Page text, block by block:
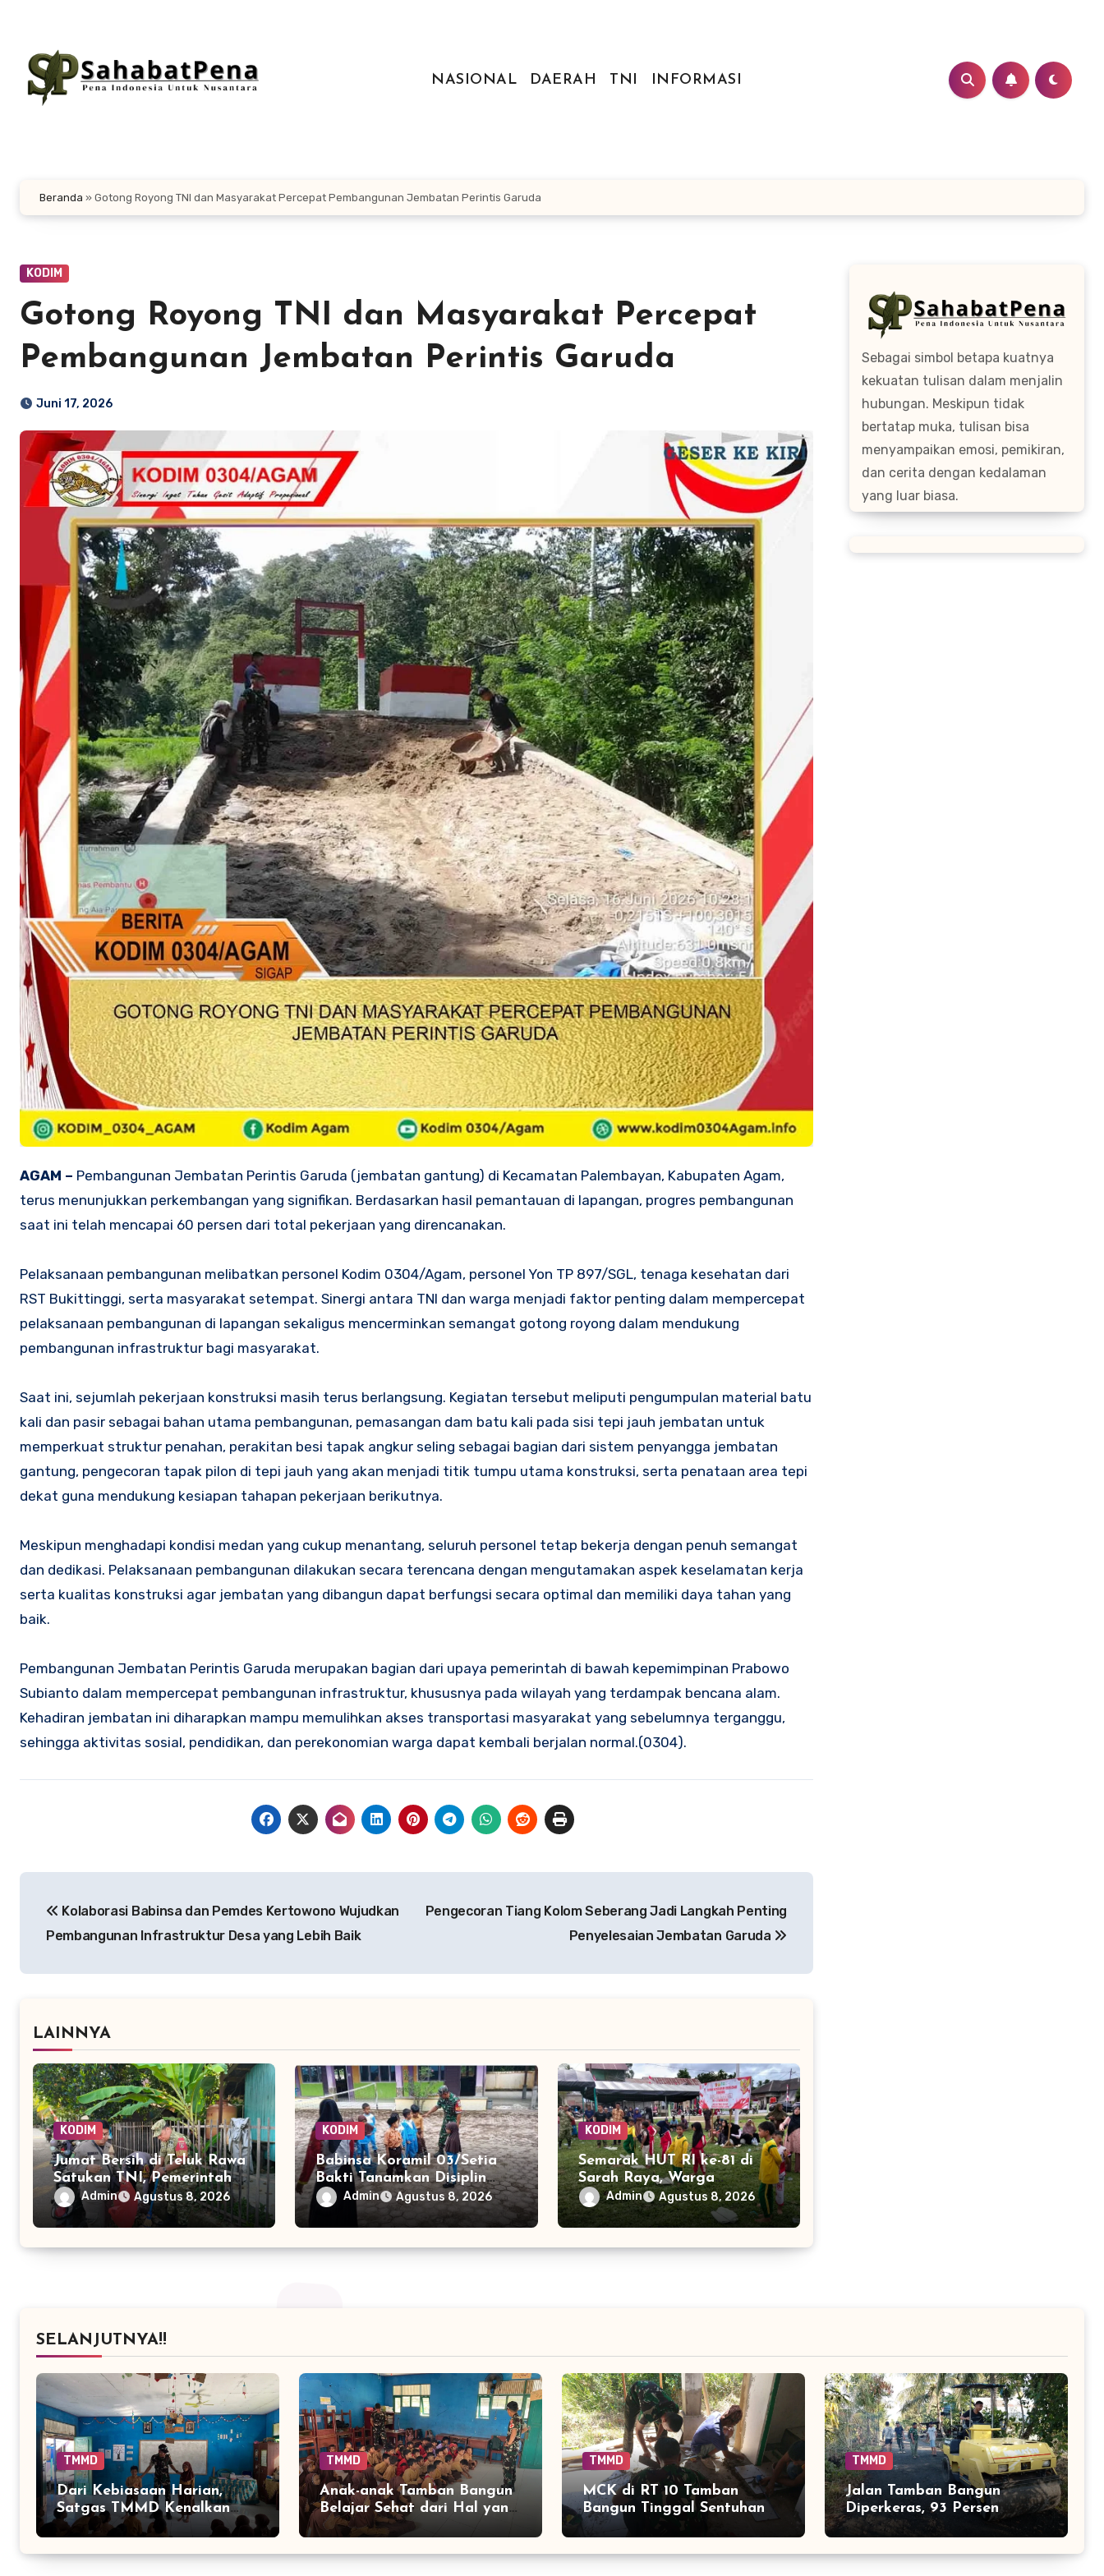
konten
NASIONAL
DAERAH TNI INFORMASI
Beranda » Gotong Royong TNI dan Masyarakat Percepat Pembangunan Jembatan Perintis Garuda
KODIM
Gotong Royong TNI dan Masyarakat Percepat
Pembangunan Jembatan Perintis Garuda
Juni 17, 2026
AGAM – Pembangunan Jembatan Perintis Garuda (jembatan gantung) di Kecamatan Palembayan, Kabupaten Agam,
terus menunjukkan perkembangan yang signifikan. Berdasarkan hasil pemantauan di lapangan, progres pembangunan
saat ini telah mencapai 60 persen dari total pekerjaan yang direncanakan.
Pelaksanaan pembangunan melibatkan personel Kodim 0304/Agam, personel Yon TP 897/SGL, tenaga kesehatan dari
RST Bukittinggi, serta masyarakat setempat. Sinergi antara TNI dan warga menjadi faktor penting dalam mempercepat
pelaksanaan pembangunan di lapangan sekaligus mencerminkan semangat gotong royong dalam mendukung
pembangunan infrastruktur bagi masyarakat.
Saat ini, sejumlah pekerjaan konstruksi masih terus berlangsung. Kegiatan tersebut meliputi pengumpulan material batu
kali dan pasir sebagai bahan utama pembangunan, pemasangan dam batu kali pada sisi tepi jauh jembatan untuk
memperkuat struktur penahan, perakitan besi tapak angkur seling sebagai bagian dari sistem penyangga jembatan
gantung, pengecoran tapak pilon di tepi jauh yang akan menjadi titik tumpu utama konstruksi, serta penataan area tepi
dekat guna mendukung kesiapan tahapan pekerjaan berikutnya.
Meskipun menghadapi kondisi medan yang cukup menantang, seluruh personel tetap bekerja dengan penuh semangat
dan dedikasi. Pelaksanaan pembangunan dilakukan secara terencana dengan mengutamakan aspek keselamatan kerja
serta kualitas konstruksi agar jembatan yang dibangun dapat berfungsi secara optimal dan memiliki daya tahan yang
baik.
Pembangunan Jembatan Perintis Garuda merupakan bagian dari upaya pemerintah di bawah kepemimpinan Prabowo
Subianto dalam mempercepat pembangunan infrastruktur, khususnya pada wilayah yang terdampak bencana alam.
Kehadiran jembatan ini diharapkan mampu memulihkan akses transportasi masyarakat yang sebelumnya terganggu,
sehingga aktivitas sosial, pendidikan, dan perekonomian warga dapat kembali berjalan normal.(0304).
pos Kolaborasi Babinsa dan Pemdes Kertowono Wujudkan
Pembangunan Infrastruktur Desa yang Lebih Baik
Pengecoran Tiang Kolom Seberang Jadi Langkah Penting
Penyelesaian Jembatan Garuda
LAINNYA
KODIM
Jumat Bersih di Teluk Rawa
Satukan TNI, Pemerintah
dan Warga Jaga
Lingkungan
Admin Agustus 8, 2026
KODIM
Babinsa Koramil 03/Setia
Bakti Tanamkan Disiplin
Sejak Dini kepada Siswa
SDN 8 Aceh Jaya
Admin Agustus 8, 2026
KODIM
Semarak HUT RI ke-81 di
Sarah Raya, Warga
Meriahkan Kemerdekaan
dengan Lomba Balap
Karung
Admin Agustus 8, 2026
Sebagai simbol betapa kuatnya
kekuatan tulisan dalam menjalin
hubungan. Meskipun tidak
bertatap muka, tulisan bisa
menyampaikan emosi, pemikiran,
dan cerita dengan kedalaman
yang luar biasa.
SELANJUTNYA!!
TMMD
Dari Kebiasaan Harian,
Satgas TMMD Kenalkan
Cara Sederhana Mencegah
Penyakit Sejak Dini
TMMD
Anak-anak Tamban Bangun
Belajar Sehat dari Hal yang
Paling Dekat dengan
Keseharian
TMMD
MCK di RT 10 Tamban
Bangun Tinggal Sentuhan
Akhir, Keramik Capai 75
Persen
TMMD
Jalan Tamban Bangun
Diperkeras, 93 Persen
Tuntas Menjelang Akhir
TMMD